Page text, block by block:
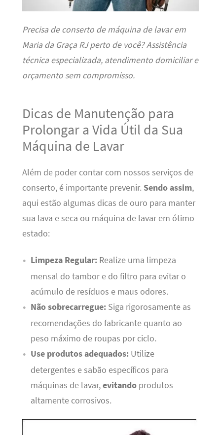
Precisa de conserto de máquina de lavar em
Maria da Graça RJ perto de você? Assistência
técnica especializada, atendimento domiciliar e
orçamento sem compromisso.
Dicas de Manutenção para
Prolongar a Vida Útil da Sua
Máquina de Lavar
Além de poder contar com nossos serviços de
conserto, é importante prevenir. Sendo assim,
aqui estão algumas dicas de ouro para manter
sua lava e seca ou máquina de lavar em ótimo
estado:
Limpeza Regular:Realize uma limpeza
mensal do tambor e do filtro para evitar o
acúmulo de resíduos e maus odores.
Não sobrecarregue:Siga rigorosamente as
recomendações do fabricante quanto ao
peso máximo de roupas por ciclo.
Use produtos adequados:Utilize
detergentes e sabão específicos para
máquinas de lavar,evitandoprodutos
altamente corrosivos.